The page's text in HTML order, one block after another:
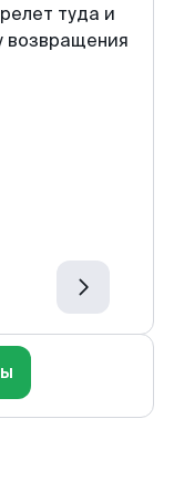
туда и
возвращения